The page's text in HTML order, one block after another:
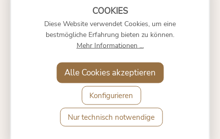
begleitet von würzigen Noten von Vanille,
Tabak und einem Hauch von Schokolade.
Am Gaumen zeigt der Wein eine
vollmundige Struktur mit samtigen Tanninen
Abgang ist lang und harmonisch, mit einem
Hauch von Gewürzen und einem süßen
Varvaglione 1921ist ein traditionsreiches
Diese Website verwendet Cookies, um eine
bestmögliche Erfahrung bieten zu können.
Mehr Informationen ...
Nur technisch notwendige
Konfigurieren
Alle Cookies akzeptieren